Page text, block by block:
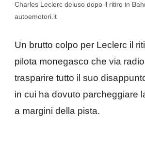
Charles Leclerc deluso dopo il ritiro in
autoemotori.it
Un brutto colpo per Leclerc il
pilota monegasco che via
trasparire tutto il suo
in cui ha dovuto parcheggiare
a margini della pista.